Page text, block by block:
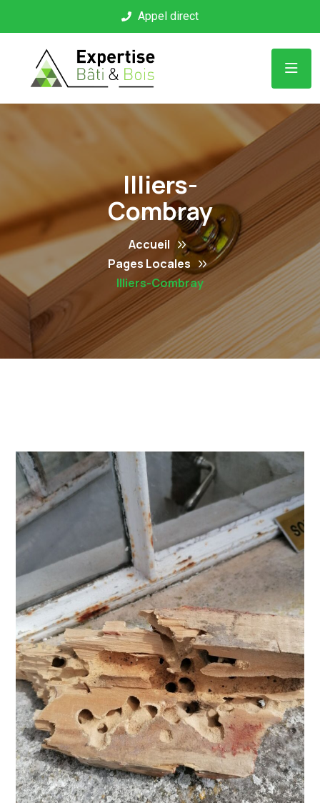
Appel direct
Illiers-
Combray
Accueil
Pages Locales
Illiers-Combray
Panneau de gestion des cookies